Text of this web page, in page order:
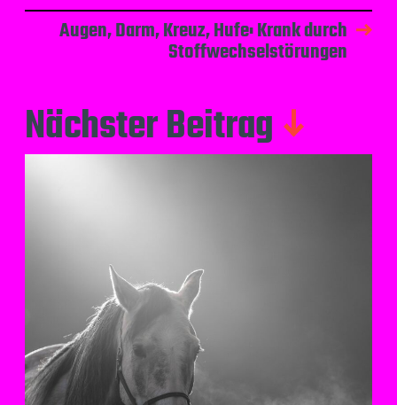
Augen, Darm, Kreuz, Hufe: Krank durch
Stoffwechselstörungen
Nächster Beitrag